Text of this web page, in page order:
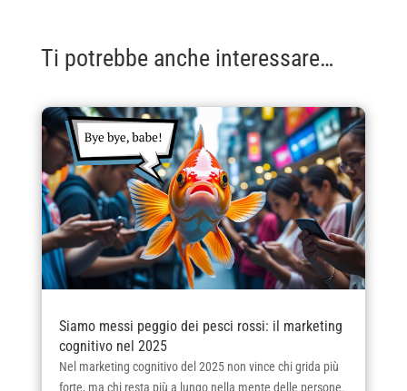
Ti potrebbe anche interessare…
Siamo messi peggio dei pesci rossi: il marketing
cognitivo nel 2025
Nel marketing cognitivo del 2025 non vince chi grida più
forte, ma chi resta più a lungo nella mente delle persone.